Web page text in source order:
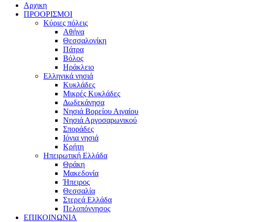
Αρχικη
ΠΡΟΟΡΙΣΜΟΙ
Κύριες πόλεις
Αθήνα
Θεσσαλονίκη
Πάτρα
Βόλος
Ηράκλειο
Ελληνικά νησιά
Κυκλάδες
Μικρές Κυκλάδες
Δωδεκάνησα
Νησιά Βορείου Αιγαίου
Νησιά Αργοσαρωνικού
Σποράδες
Ιόνια νησιά
Κρήτη
Ηπειρωτική Ελλάδα
Θράκη
Μακεδονία
Ήπειρος
Θεσσαλία
Στερεά Ελλάδα
Πελοπόννησος
ΕΠΙΚΟΙΝΩΝΙΑ